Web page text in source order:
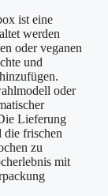
ist eine
werden
oder veganen
und
oder
Lieferung
die frischen
zu
mit